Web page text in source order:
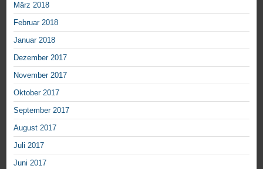
März 2018
Februar 2018
Januar 2018
Dezember 2017
November 2017
Oktober 2017
September 2017
August 2017
Juli 2017
Juni 2017